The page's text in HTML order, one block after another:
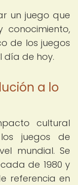
un juego que
conocimiento,
de los juegos
día de hoy.
a lo
cultural
juegos de
mundial. Se
de 1980 y
referencia en